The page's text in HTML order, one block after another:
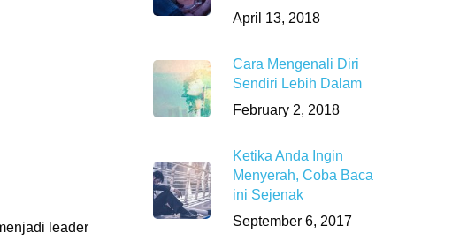
leader
April 13, 2018
Cara Mengenali Diri
Sendiri Lebih Dalam
February 2, 2018
Ketika Anda Ingin
Menyerah, Coba Baca
ini Sejenak
September 6, 2017